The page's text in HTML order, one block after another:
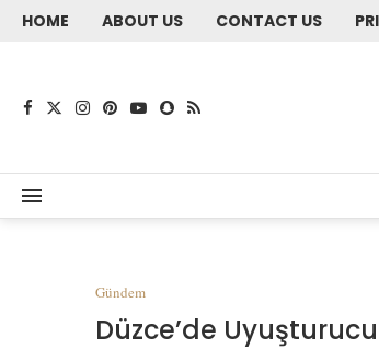
HOME ABOUT US CONTACT US
Gündem
Düzce’de